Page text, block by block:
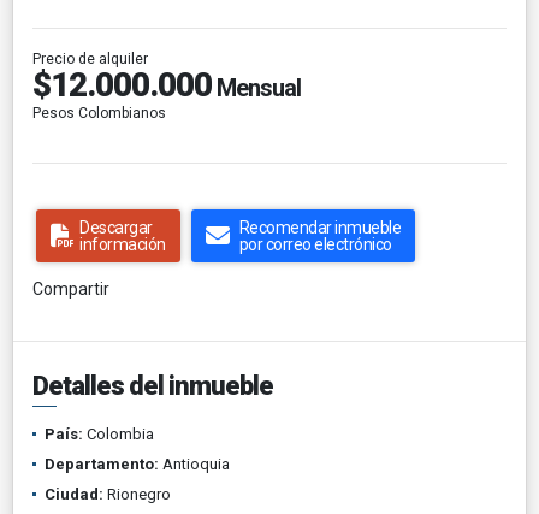
Precio de alquiler
$12.000.000 Mensual
Pesos Colombianos
Descargar
información
Recomendar inmueble
por correo electrónico
Compartir
Detalles del inmueble
País: Colombia
Departamento: Antioquia
Ciudad: Rionegro